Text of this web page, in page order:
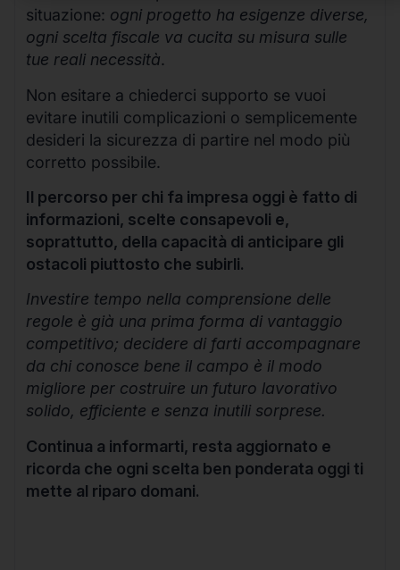
situazione: ogni progetto ha esigenze diverse,
ogni scelta fiscale va cucita su misura sulle
tue reali necessità.
Non esitare a chiederci supporto se vuoi
evitare inutili complicazioni o semplicemente
desideri la sicurezza di partire nel modo più
corretto possibile.
Il percorso per chi fa impresa oggi è fatto di
informazioni, scelte consapevoli e,
soprattutto, della capacità di anticipare gli
ostacoli piuttosto che subirli.
Investire tempo nella comprensione delle
regole è già una prima forma di vantaggio
competitivo; decidere di farti accompagnare
da chi conosce bene il campo è il modo
migliore per costruire un futuro lavorativo
solido, efficiente e senza inutili sorprese.
Continua a informarti, resta aggiornato e
ricorda che ogni scelta ben ponderata oggi ti
mette al riparo domani.